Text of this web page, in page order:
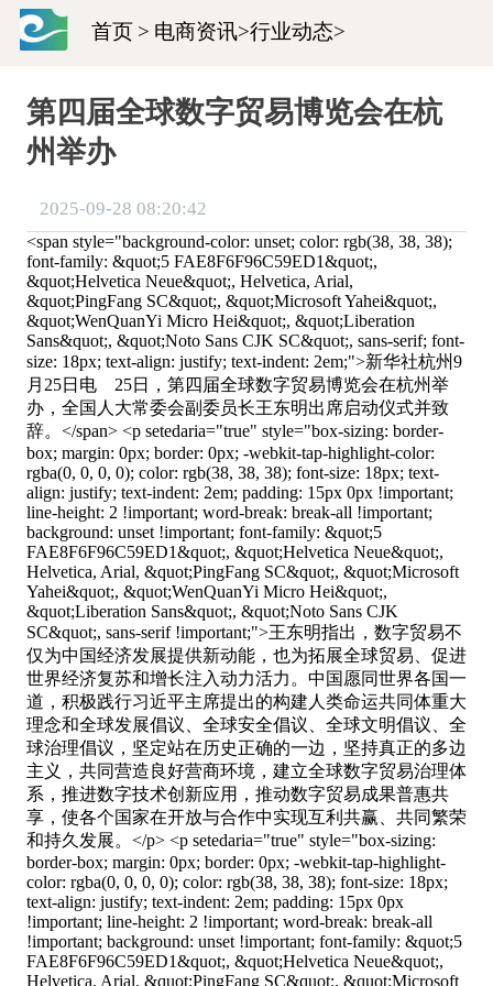
首页 > 电商资讯>行业动态>
第四届全球数字贸易博览会在杭
州举办
2025-09-28 08:20:42
<span style="background-color: unset; color: rgb(38, 38, 38);
font-family: &quot;5 FAE8F6F96C59ED1&quot;,
&quot;Helvetica Neue&quot;, Helvetica, Arial,
&quot;PingFang SC&quot;, &quot;Microsoft Yahei&quot;,
&quot;WenQuanYi Micro Hei&quot;, &quot;Liberation
Sans&quot;, &quot;Noto Sans CJK SC&quot;, sans-serif; font-
size: 18px; text-align: justify; text-indent: 2em;">新华社杭州9
月25日电 25日，第四届全球数字贸易博览会在杭州举
办，全国人大常委会副委员长王东明出席启动仪式并致
辞。</span> <p setedaria="true" style="box-sizing: border-
box; margin: 0px; border: 0px; -webkit-tap-highlight-color:
rgba(0, 0, 0, 0); color: rgb(38, 38, 38); font-size: 18px; text-
align: justify; text-indent: 2em; padding: 15px 0px !important;
line-height: 2 !important; word-break: break-all !important;
background: unset !important; font-family: &quot;5
FAE8F6F96C59ED1&quot;, &quot;Helvetica Neue&quot;,
Helvetica, Arial, &quot;PingFang SC&quot;, &quot;Microsoft
Yahei&quot;, &quot;WenQuanYi Micro Hei&quot;,
&quot;Liberation Sans&quot;, &quot;Noto Sans CJK
SC&quot;, sans-serif !important;">王东明指出，数字贸易不
仅为中国经济发展提供新动能，也为拓展全球贸易、促进
世界经济复苏和增长注入动力活力。中国愿同世界各国一
道，积极践行习近平主席提出的构建人类命运共同体重大
理念和全球发展倡议、全球安全倡议、全球文明倡议、全
球治理倡议，坚定站在历史正确的一边，坚持真正的多边
主义，共同营造良好营商环境，建立全球数字贸易治理体
系，推进数字技术创新应用，推动数字贸易成果普惠共
享，使各个国家在开放与合作中实现互利共赢、共同繁荣
和持久发展。</p> <p setedaria="true" style="box-sizing:
border-box; margin: 0px; border: 0px; -webkit-tap-highlight-
color: rgba(0, 0, 0, 0); color: rgb(38, 38, 38); font-size: 18px;
text-align: justify; text-indent: 2em; padding: 15px 0px
!important; line-height: 2 !important; word-break: break-all
!important; background: unset !important; font-family: &quot;5
FAE8F6F96C59ED1&quot;, &quot;Helvetica Neue&quot;,
Helvetica, Arial, &quot;PingFang SC&quot;, &quot;Microsoft